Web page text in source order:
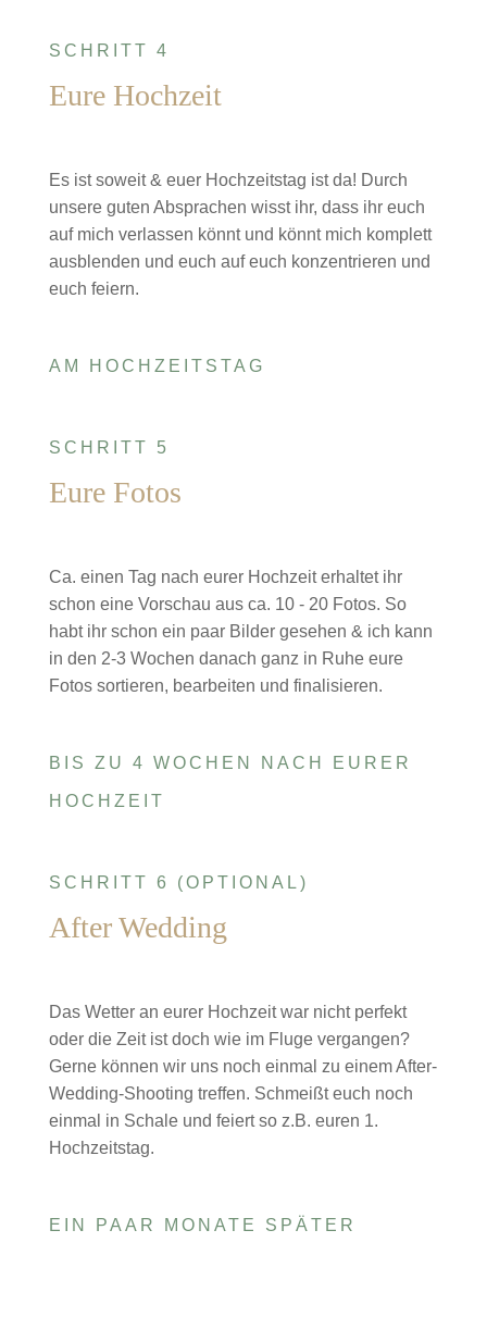
SCHRITT 4
Eure Hochzeit
Es ist soweit & euer Hochzeitstag ist da! Durch
unsere guten Absprachen wisst ihr, dass ihr euch
auf mich verlassen könnt und könnt mich komplett
ausblenden und euch auf euch konzentrieren und
euch feiern.
AM HOCHZEITSTAG
SCHRITT 5
Eure Fotos
Ca. einen Tag nach eurer Hochzeit erhaltet ihr
schon eine Vorschau aus ca. 10 - 20 Fotos. So
habt ihr schon ein paar Bilder gesehen & ich kann
in den 2-3 Wochen danach ganz in Ruhe eure
Fotos sortieren, bearbeiten und finalisieren.
BIS ZU 4 WOCHEN NACH EURER
HOCHZEIT
SCHRITT 6 (OPTIONAL)
After Wedding
Das Wetter an eurer Hochzeit war nicht perfekt
oder die Zeit ist doch wie im Fluge vergangen?
Gerne können wir uns noch einmal zu einem After-
Wedding-Shooting treffen. Schmeißt euch noch
einmal in Schale und feiert so z.B. euren 1.
Hochzeitstag.
EIN PAAR MONATE SPÄTER